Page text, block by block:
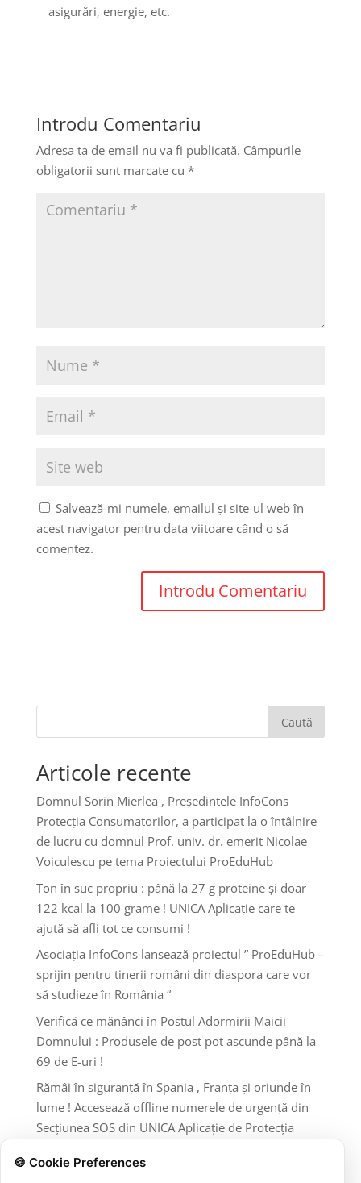
asigurări, energie, etc.
Introdu Comentariu
Adresa ta de email nu va fi publicată. Câmpurile
obligatorii sunt marcate cu *
Salvează-mi numele, emailul și site-ul web în
acest navigator pentru data viitoare când o să
comentez.
Caută
Articole recente
Domnul Sorin Mierlea , Președintele InfoCons
Protecția Consumatorilor, a participat la o întâlnire
de lucru cu domnul Prof. univ. dr. emerit Nicolae
Voiculescu pe tema Proiectului ProEduHub
Ton în suc propriu : până la 27 g proteine și doar
122 kcal la 100 grame ! UNICA Aplicație care te
ajută să afli tot ce consumi !
Asociația InfoCons lansează proiectul ” ProEduHub –
sprijin pentru tinerii români din diaspora care vor
să studieze în România “
Verifică ce mănânci în Postul Adormirii Maicii
Domnului : Produsele de post pot ascunde până la
69 de E-uri !
Rămâi în siguranță în Spania , Franța și oriunde în
lume ! Accesează offline numerele de urgență din
Secțiunea SOS din UNICA Aplicație de Protecția
🍪 Cookie Preferences